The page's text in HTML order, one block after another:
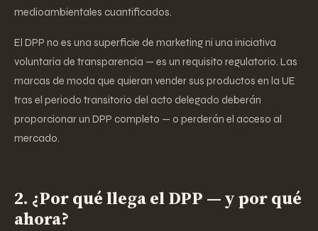
medioambientales cuantificados.
El DPP no es una superficie de marketing ni una iniciativa
voluntaria de transparencia — es un requisito regulatorio. Las
marcas de moda que quieran vender sus productos en la UE
tras el periodo transitorio del acto delegado deberán
proporcionar un DPP completo — o perderán el acceso al
mercado.
2. ¿Por qué llega el DPP — y por qué
ahora?